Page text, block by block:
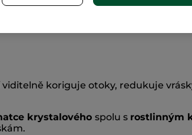
viditelně koriguje otoky, redukuje
krystalového spolu s rostlinným